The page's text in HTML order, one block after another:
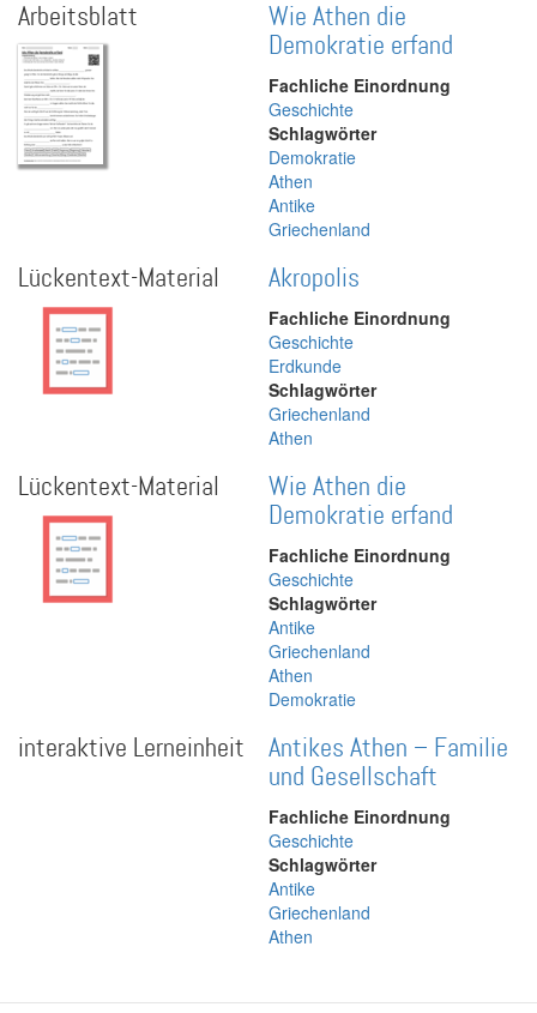
Arbeitsblatt
Wie Athen die
Demokratie erfand
Fachliche Einordnung
Geschichte
Schlagwörter
Demokratie
Athen
Antike
Griechenland
Lückentext-Material Akropolis
Fachliche Einordnung
Geschichte
Erdkunde
Schlagwörter
Griechenland
Athen
Lückentext-Material
Wie Athen die
Demokratie erfand
Fachliche Einordnung
Geschichte
Schlagwörter
Antike
Griechenland
Athen
Demokratie
interaktive Lerneinheit
Antikes Athen – Familie
und Gesellschaft
Fachliche Einordnung
Geschichte
Schlagwörter
Antike
Griechenland
Athen